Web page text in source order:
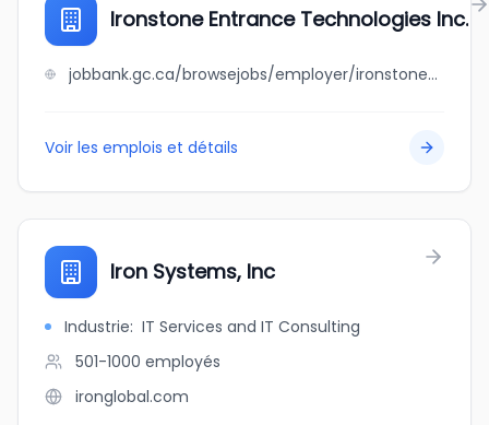
Ironstone Entrance Technologies Inc.
jobbank.gc.ca/browsejobs/employer/ironstone+entrance+technologies+inc./ca
Voir les emplois et détails
Iron Systems, Inc
Industrie: IT Services and IT Consulting
501-1000 employés
ironglobal.com